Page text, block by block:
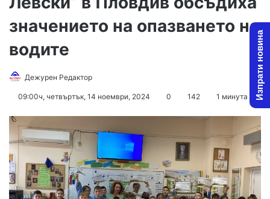
значението на опазването на
водите
Дежурен Редактор
09:00ч, четвъртък, 14 ноември, 2024 0 142 1 минута Изпрати новина